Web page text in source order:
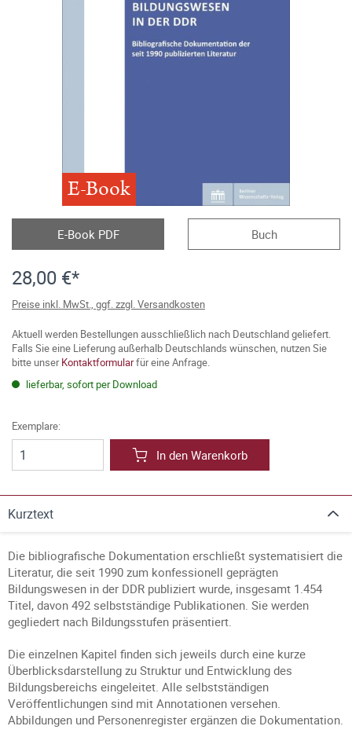
E-Book
E-Book PDF Buch
28,00 €*
Preise inkl. MwSt., ggf. zzgl. Versandkosten
Aktuell werden Bestellungen ausschließlich nach Deutschland geliefert.
Falls Sie eine Lieferung außerhalb Deutschlands wünschen, nutzen Sie
bitte unserKontaktformularfür eine Anfrage.
lieferbar, sofort per Download
Exemplare:
In den Warenkorb
Kurztext
Die bibliografische Dokumentation erschließt systematisiert die
Literatur, die seit 1990 zum konfessionell geprägten
Bildungswesen in der DDR publiziert wurde, insgesamt 1.454
Titel, davon 492 selbstständige Publikationen. Sie werden
gegliedert nach Bildungsstufen präsentiert.
Die einzelnen Kapitel finden sich jeweils durch eine kurze
Überblicksdarstellung zu Struktur und Entwicklung des
Bildungsbereichs eingeleitet. Alle selbstständigen
Veröffentlichungen sind mit Annotationen versehen.
Abbildungen und Personenregister ergänzen die Dokumentation.